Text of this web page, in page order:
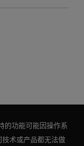
的功能可能因操作系
术或产品都无法做